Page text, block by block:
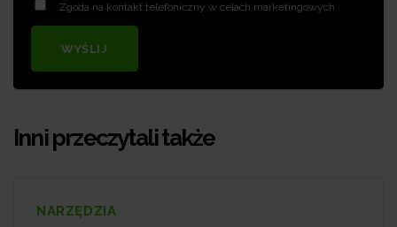
Zgoda na kontakt telefoniczny w celach marketingowych
WYŚLIJ
Inni przeczytali także
NARZĘDZIA